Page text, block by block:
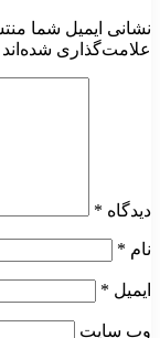
نشانی ایمیل شما
علامت‌گذاری شده‌اند
دیدگاه *
نام *
ایمیل *
وب‌ سایت